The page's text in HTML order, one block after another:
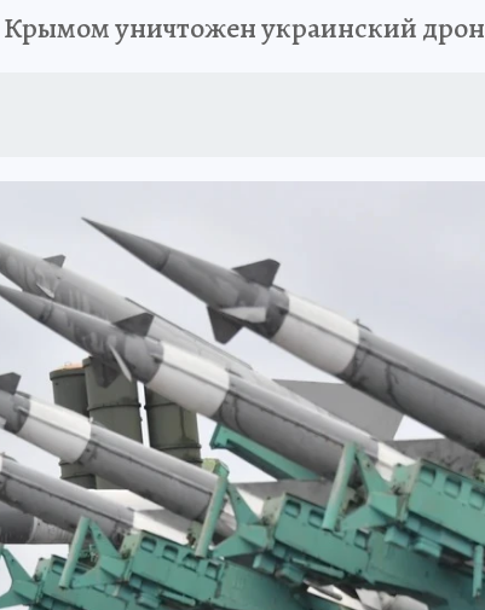
уничтожен украинский дрон